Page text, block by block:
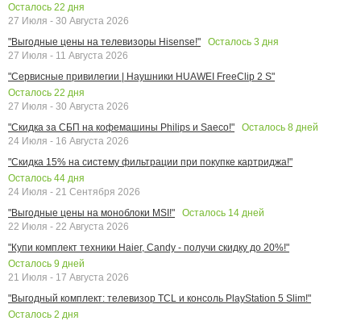
Осталось 22 дня
27 Июля - 30 Августа 2026
"Выгодные цены на телевизоры Hisense!"
Осталось 3 дня
27 Июля - 11 Августа 2026
"Сервисные привилегии | Наушники HUAWEI FreeClip 2 S"
Осталось 22 дня
27 Июля - 30 Августа 2026
"Скидка за СБП на кофемашины Philips и Saeco!"
Осталось 8 дней
24 Июля - 16 Августа 2026
"Скидка 15% на систему фильтрации при покупке картриджа!"
Осталось 44 дня
24 Июля - 21 Сентября 2026
"Выгодные цены на моноблоки MSI!"
Осталось 14 дней
22 Июля - 22 Августа 2026
"Купи комплект техники Haier, Candy - получи скидку до 20%!"
Осталось 9 дней
21 Июля - 17 Августа 2026
"Выгодный комплект: телевизор TCL и консоль PlayStation 5 Slim!"
Осталось 2 дня